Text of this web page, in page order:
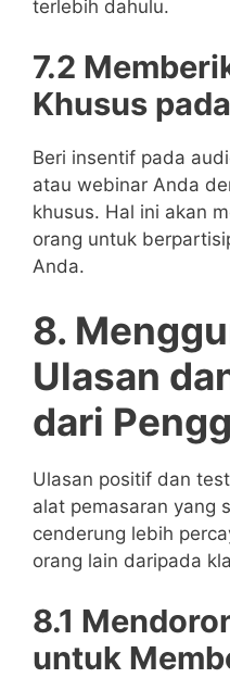
terlebih dahulu.
7.2
Khusus
Beri insentif pada
atau webinar Anda
khusus. Hal ini akan
orang untuk
Anda.
8.
Ulasan
dari
Ulasan positif dan
alat pemasaran yang
cenderung lebih
orang lain daripada
8.1
untuk